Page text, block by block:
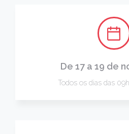
De 17 a 19 de
Todos os dias das